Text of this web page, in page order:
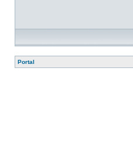
Portal